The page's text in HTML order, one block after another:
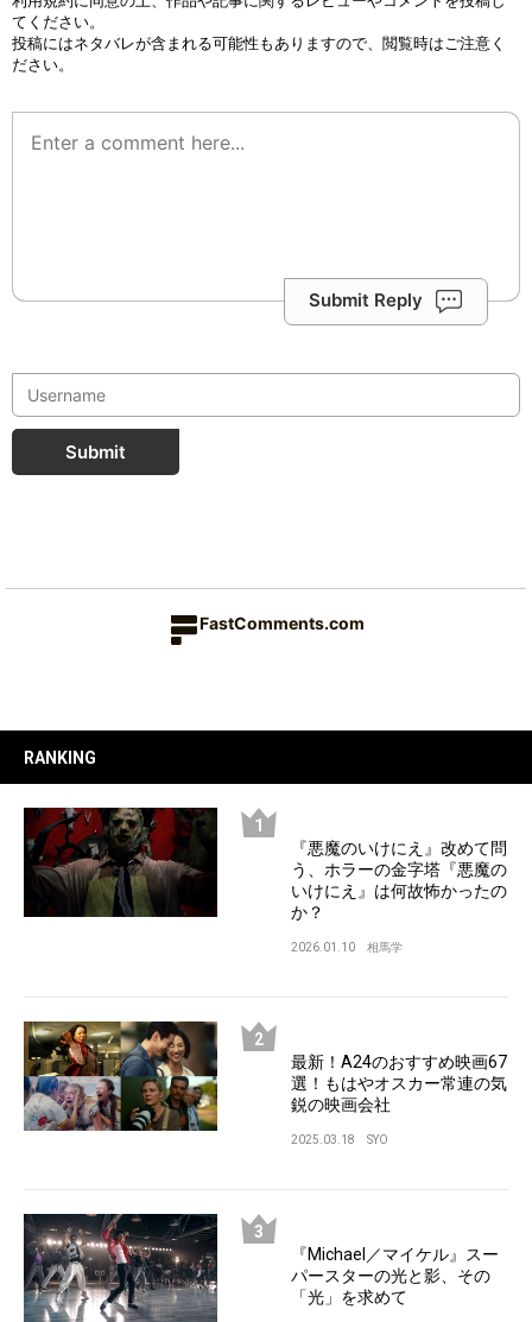
てください。
投稿にはネタバレが含まれる可能性もありますので、閲覧時はご注意く
ださい。
Submit Reply
Submit
FastComments.com
RANKING
『悪魔のいけにえ』改めて問
う、ホラーの金字塔『悪魔の
いけにえ』は何故怖かったの
か？
2026.01.10 相馬学
最新！A24のおすすめ映画67
選！もはやオスカー常連の気
鋭の映画会社
2025.03.18 SYO
『Michael／マイケル』スー
パースターの光と影、その
「光」を求めて